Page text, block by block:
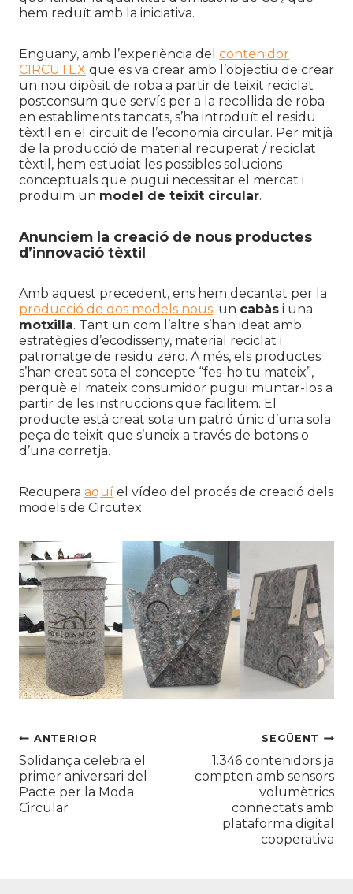
hem reduït amb la iniciativa.
Enguany, amb l’experiència del contenidor
CIRCUTEX que es va crear amb l’objectiu de crear
un nou dipòsit de roba a partir de teixit reciclat
postconsum que servís per a la recollida de roba
en establiments tancats, s’ha introduït el residu
tèxtil en el circuit de l’economia circular. Per mitjà
de la producció de material recuperat / reciclat
tèxtil, hem estudiat les possibles solucions
conceptuals que pugui necessitar el mercat i
produïm un model de teixit circular.
Anunciem la creació de nous productes
d’innovació tèxtil
Amb aquest precedent, ens hem decantat per la
producció de dos models nous: un cabàs i una
motxilla. Tant un com l’altre s’han ideat amb
estratègies d’ecodisseny, material reciclat i
patronatge de residu zero. A més, els productes
s’han creat sota el concepte “fes-ho tu mateix”,
perquè el mateix consumidor pugui muntar-los a
partir de les instruccions que facilitem. El
producte està creat sota un patró únic d’una sola
peça de teixit que s’uneix a través de botons o
d’una corretja.
Recupera aquí el vídeo del procés de creació dels
models de Circutex.
Navegació
d'entrades
ANTERIOR
Solidança celebra el
primer aniversari del
Pacte per la Moda
Circular
SEGÜENT
1.346 contenidors ja
compten amb sensors
volumètrics
connectats amb
plataforma digital
cooperativa